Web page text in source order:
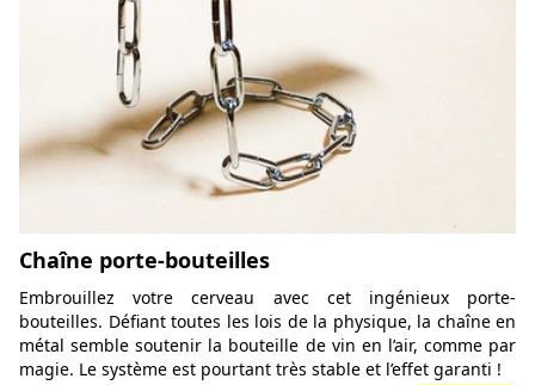
Chaîne porte-bouteilles
Embrouillez votre cerveau avec cet ingénieux porte-
bouteilles. Défiant toutes les lois de la physique, la chaîne en
métal semble soutenir la bouteille de vin en l’air, comme par
magie. Le système est pourtant très stable et l’effet garanti !